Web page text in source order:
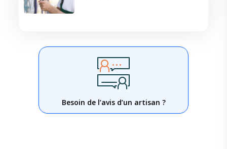
Besoin de l’avis d’un artisan ?